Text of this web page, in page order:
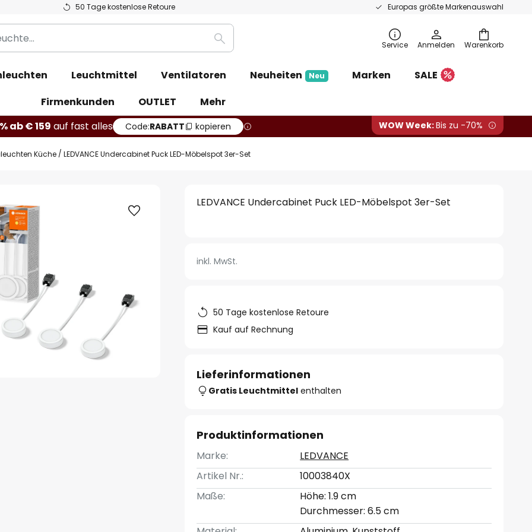
50 Tage kostenlose Retoure Europas größte Markenauswahl
Warenkorb
Suche Service Anmelden
Leuchtmittel Ventilatoren Neuheiten Neu Marken
SALE
Firmenkunden
OUTLET
Mehr
ab € 159 auf fast alles Code:RABATT kopieren WOW Week:Bis zu -70%
Küche LEDVANCE Undercabinet Puck LED-Möbelspot 3er-Set
LEDVANCE Undercabinet Puck LED-Möbelspot 3er-Set
inkl. MwSt.
50 Tage kostenlose Retoure
Kauf auf Rechnung
Lieferinformationen
Gratis Leuchtmittel enthalten
Produktinformationen
Marke:
LEDVANCE
Artikel Nr.:
10003840X
Maße:
Höhe: 1.9 cm
Durchmesser: 6.5 cm